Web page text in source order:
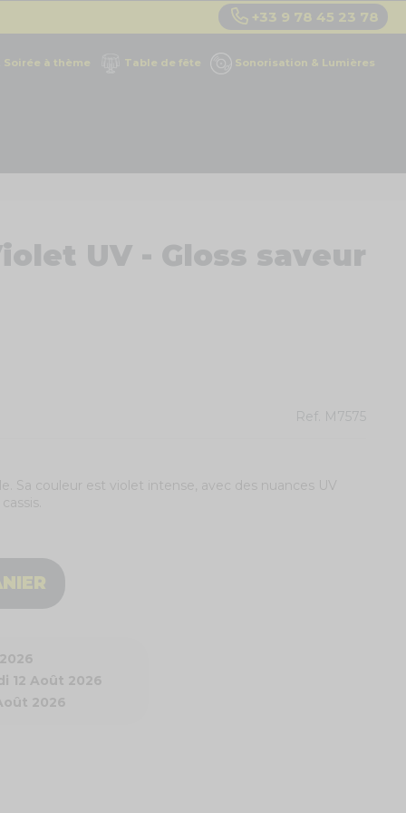
+33 9 78 45 23 78
Soirée à thème Table de fête Sonorisation & Lumières
UV - Gloss saveur
Ref. M7575
Sa couleur est violet intense, avec des nuances UV
12 Août 2026
2026